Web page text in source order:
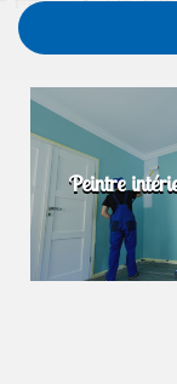
Peintre